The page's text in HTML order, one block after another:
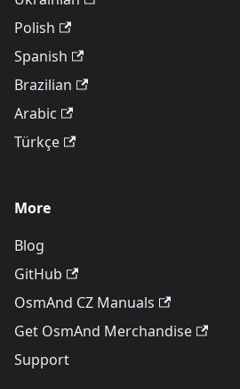
Polish
Spanish
Brazilian
Arabic
Türkçe
More
Blog
GitHub
OsmAnd CZ Manuals
Get OsmAnd Merchandise
Support